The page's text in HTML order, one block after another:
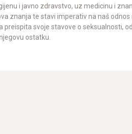
i javno zdravstvo, uz medicinu i
znanja te stavi imperativ na naš odnos
preispita svoje stavove o seksualnosti,
ostatku.